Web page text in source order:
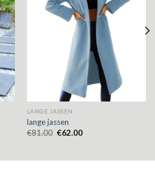
LANGE JASSEN
lange jassen
€81.00 €62.00